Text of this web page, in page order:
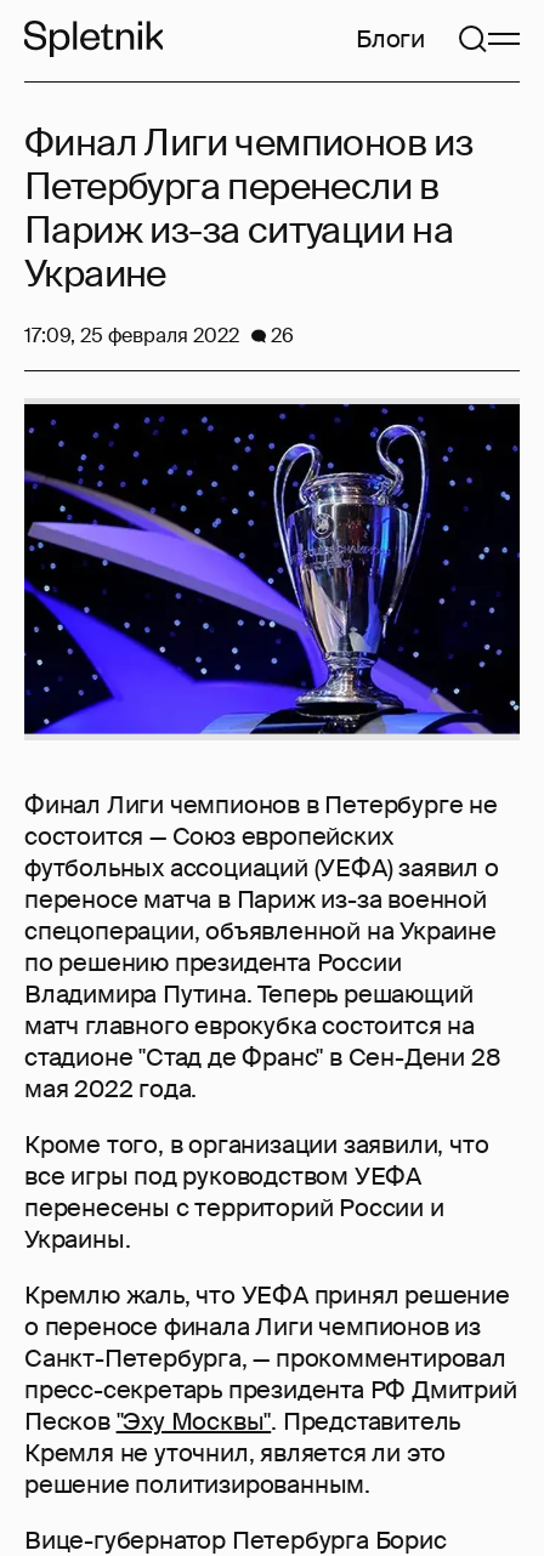
Блоги
Финал Лиги чемпионов в Петербурге не
состоится — Союз европейских
футбольных ассоциаций (УЕФА) заявил о
переносе матча в Париж из-за военной
спецоперации, объявленной на Украине
по решению президента России
Владимира Путина. Теперь решающий
матч главного еврокубка состоится на
стадионе "Стад де Франс" в Сен-Дени 28
мая 2022 года.
Кроме того, в организации заявили, что
все игры под руководством УЕФА
перенесены с территорий России и
Украины.
Кремлю жаль, что УЕФА принял решение
о переносе финала Лиги чемпионов из
Санкт-Петербурга, — прокомментировал
пресс-секретарь президента РФ Дмитрий
Песков"Эху Москвы". Представитель
Кремля не уточнил, является ли это
решение политизированным.
Вице-губернатор Петербурга Борис
Финал Лиги чемпионов из
Петербурга перенесли в
Париж из-за ситуации на
Украине
17:09, 25 февраля 2022 26